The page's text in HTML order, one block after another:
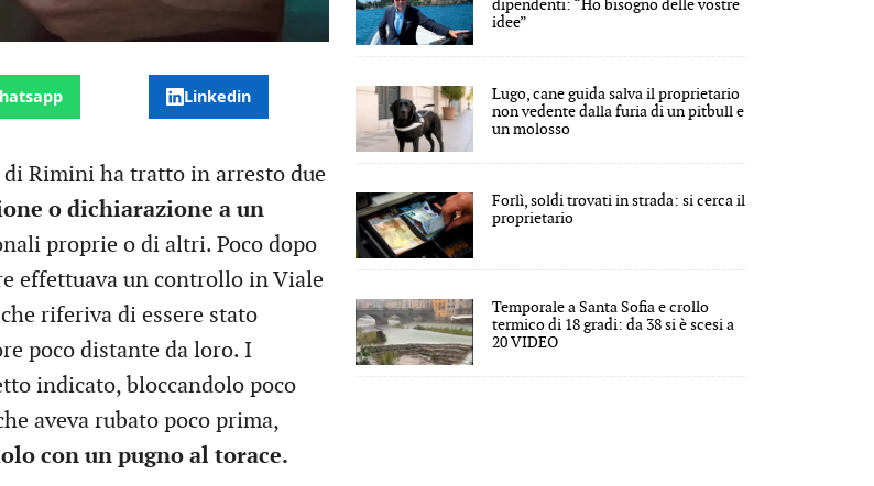
Linkedin
Rimini ha tratto in arresto due
o dichiarazione a un
proprie o di altri. Poco dopo
effettuava un controllo in Viale
riferiva di essere stato
poco distante da loro. I
indicato, bloccandolo poco
aveva rubato poco prima,
con un pugno al torace.
dipendenti: “Ho bisogno delle vostre
idee”
Lugo, cane guida salva il proprietario
non vedente dalla furia di un pitbull e
un molosso
Forlì, soldi trovati in strada: si cerca il
proprietario
Temporale a Santa Sofia e crollo
termico di 18 gradi: da 38 si è scesi a
20 VIDEO